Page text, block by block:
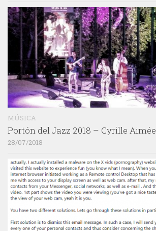
MÚSICA
Portón del Jazz 2018 – Cyrille Aimée
28/07/2018